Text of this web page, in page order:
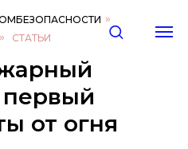
»
» СТАТЬИ
первый
от огня